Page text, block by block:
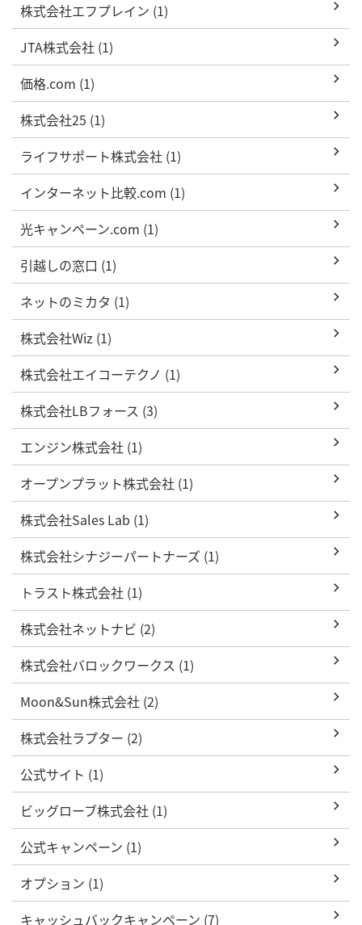
株式会社エフプレイン (1)
JTA株式会社 (1)
価格.com (1)
株式会社25 (1)
ライフサポート株式会社 (1)
インターネット比較.com (1)
光キャンペーン.com (1)
引越しの窓口 (1)
ネットのミカタ (1)
株式会社Wiz (1)
株式会社エイコーテクノ (1)
株式会社LBフォース (3)
エンジン株式会社 (1)
オープンプラット株式会社 (1)
株式会社Sales Lab (1)
株式会社シナジーパートナーズ (1)
トラスト株式会社 (1)
株式会社ネットナビ (2)
株式会社バロックワークス (1)
Moon&Sun株式会社 (2)
株式会社ラプター (2)
公式サイト (1)
ビッグローブ株式会社 (1)
公式キャンペーン (1)
オプション (1)
キャッシュバックキャンペーン (7)